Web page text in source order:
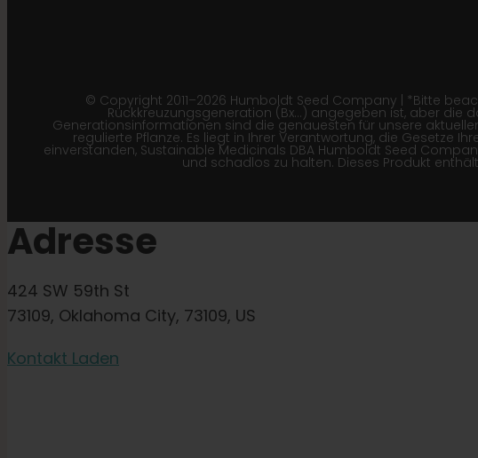
© Copyright 2011–2026 Humboldt Seed Company | *Bitte
Rückkreuzungsgeneration (Bx…) angegeben ist, aber die
Generationsinformationen sind die genauesten für unsere
regulierte Pflanze. Es liegt in Ihrer Verantwortung, die Gesetze
einverstanden, Sustainable Medicinals DBA Humboldt Seed
und schadlos zu halten. Dieses Produkt
Adresse
424 SW 59th St
73109, Oklahoma City, 73109, US
Kontakt Laden